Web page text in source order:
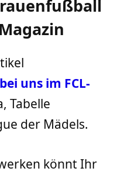
uns im FCL-
Tabelle
der Mädels.
könnt Ihr